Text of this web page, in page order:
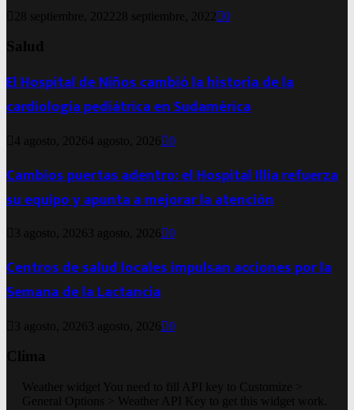
28 septiembre, 2022 28 septiembre, 2022 0
Salud
El Hospital de Niños cambió la historia de la
cardiología pediátrica en Sudamérica
4 agosto, 20264 agosto, 2026 0
Cambios puertas adentro: el Hospital Illia refuerza
su equipo y apunta a mejorar la atención
3 agosto, 2026 3 agosto, 2026 0
Centros de salud locales impulsan acciones por la
Semana de la Lactancia
3 agosto, 2026 3 agosto, 2026 0
Clima
Weather widget You need to fill API key to Customize >
General Options > Weather API Key to get this widget work.